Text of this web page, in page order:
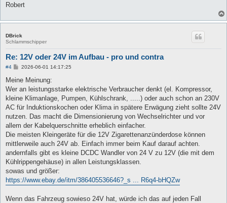
Robert
DBrick
Schlammschipper
Re: 12V oder 24V im Aufbau - pro und contra
#4
B
i
r
a
2026-06-01 14:17:25
Meine Meinung:
Wer an leistungsstarke elektrische Verbraucher denkt (el. Kompressor,
kleine Klimanlage, Pumpen, Kühlschrank, .....) oder auch schon an 230V
AC für Induktionskochen oder Klima in spätere Erwägung zieht sollte 24V
nutzen. Das macht die Dimensionierung von Wechselrichter und vor
allem der Kabelquerschnitte erheblich einfacher.
Die meisten Kleingeräte für die 12V Zigarettenanzünderdose können
mittlerweile auch 24V ab. Einfach immer beim Kauf darauf achten.
andernfalls gibt es kleine DCDC Wandler von 24 V zu 12V (die mit dem
Kühlrippengehäuse) in allen Leistungsklassen.
sowas und größer:
https://www.ebay.de/itm/386405536646?_s ... R6q4-bHQZw
Wenn das Fahrzeug sowieso 24V hat, würde ich das auf jeden Fall